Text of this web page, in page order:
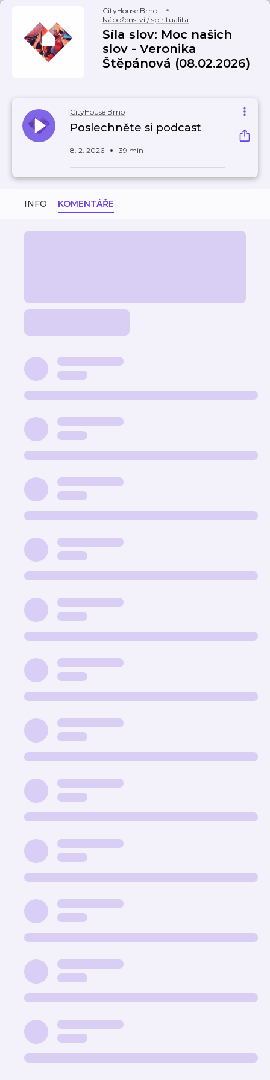
CityHouse Brno
Náboženství / spiritualita
Síla slov: Moc našich
slov - Veronika
Štěpánová (08.02.2026)
CityHouse Brno
Poslechněte si podcast
8. 2. 2026 39 min
INFO KOMENTÁŘE